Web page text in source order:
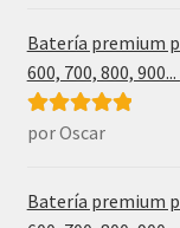
Batería premium
600, 700, 800,
Valorado con
por Oscar
Batería premium